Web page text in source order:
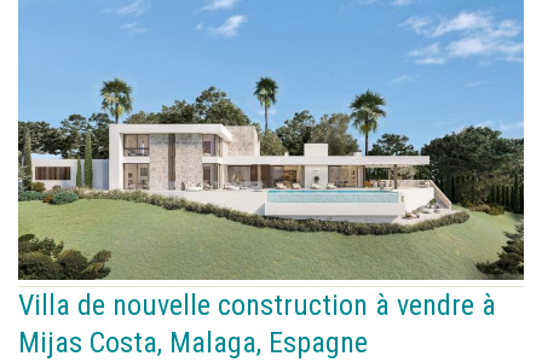
Villa de nouvelle construction à vendre à
Mijas Costa, Malaga, Espagne